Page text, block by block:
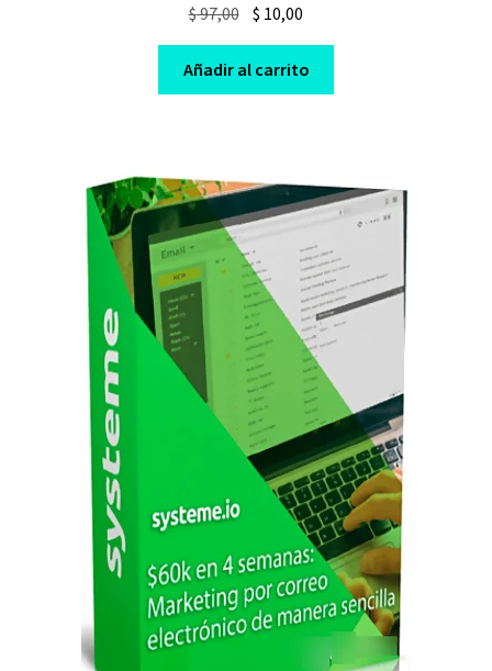
$97,00 Original
price
was:
$ 97,00.
$ 10,00
price
is:
$ 10,00.
Añadir al carrito